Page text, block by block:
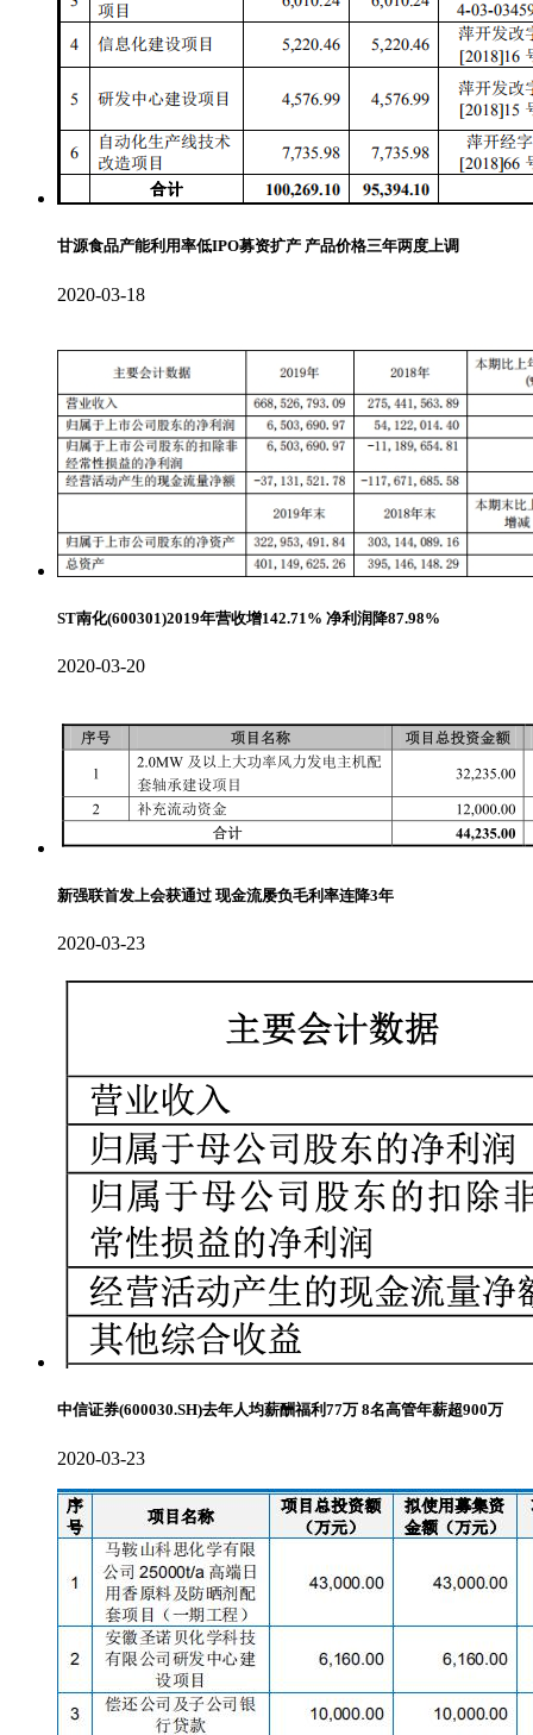
甘源食品产能利用率低IPO募资扩产 产品价格三年两度上调
2020-03-18
ST南化(600301)2019年营收增142.71% 净利润降87.98%
2020-03-20
新强联首发上会获通过 现金流屡负毛利率连降3年
2020-03-23
中信证券(600030.SH)去年人均薪酬福利77万 8名高管年薪超900万
2020-03-23